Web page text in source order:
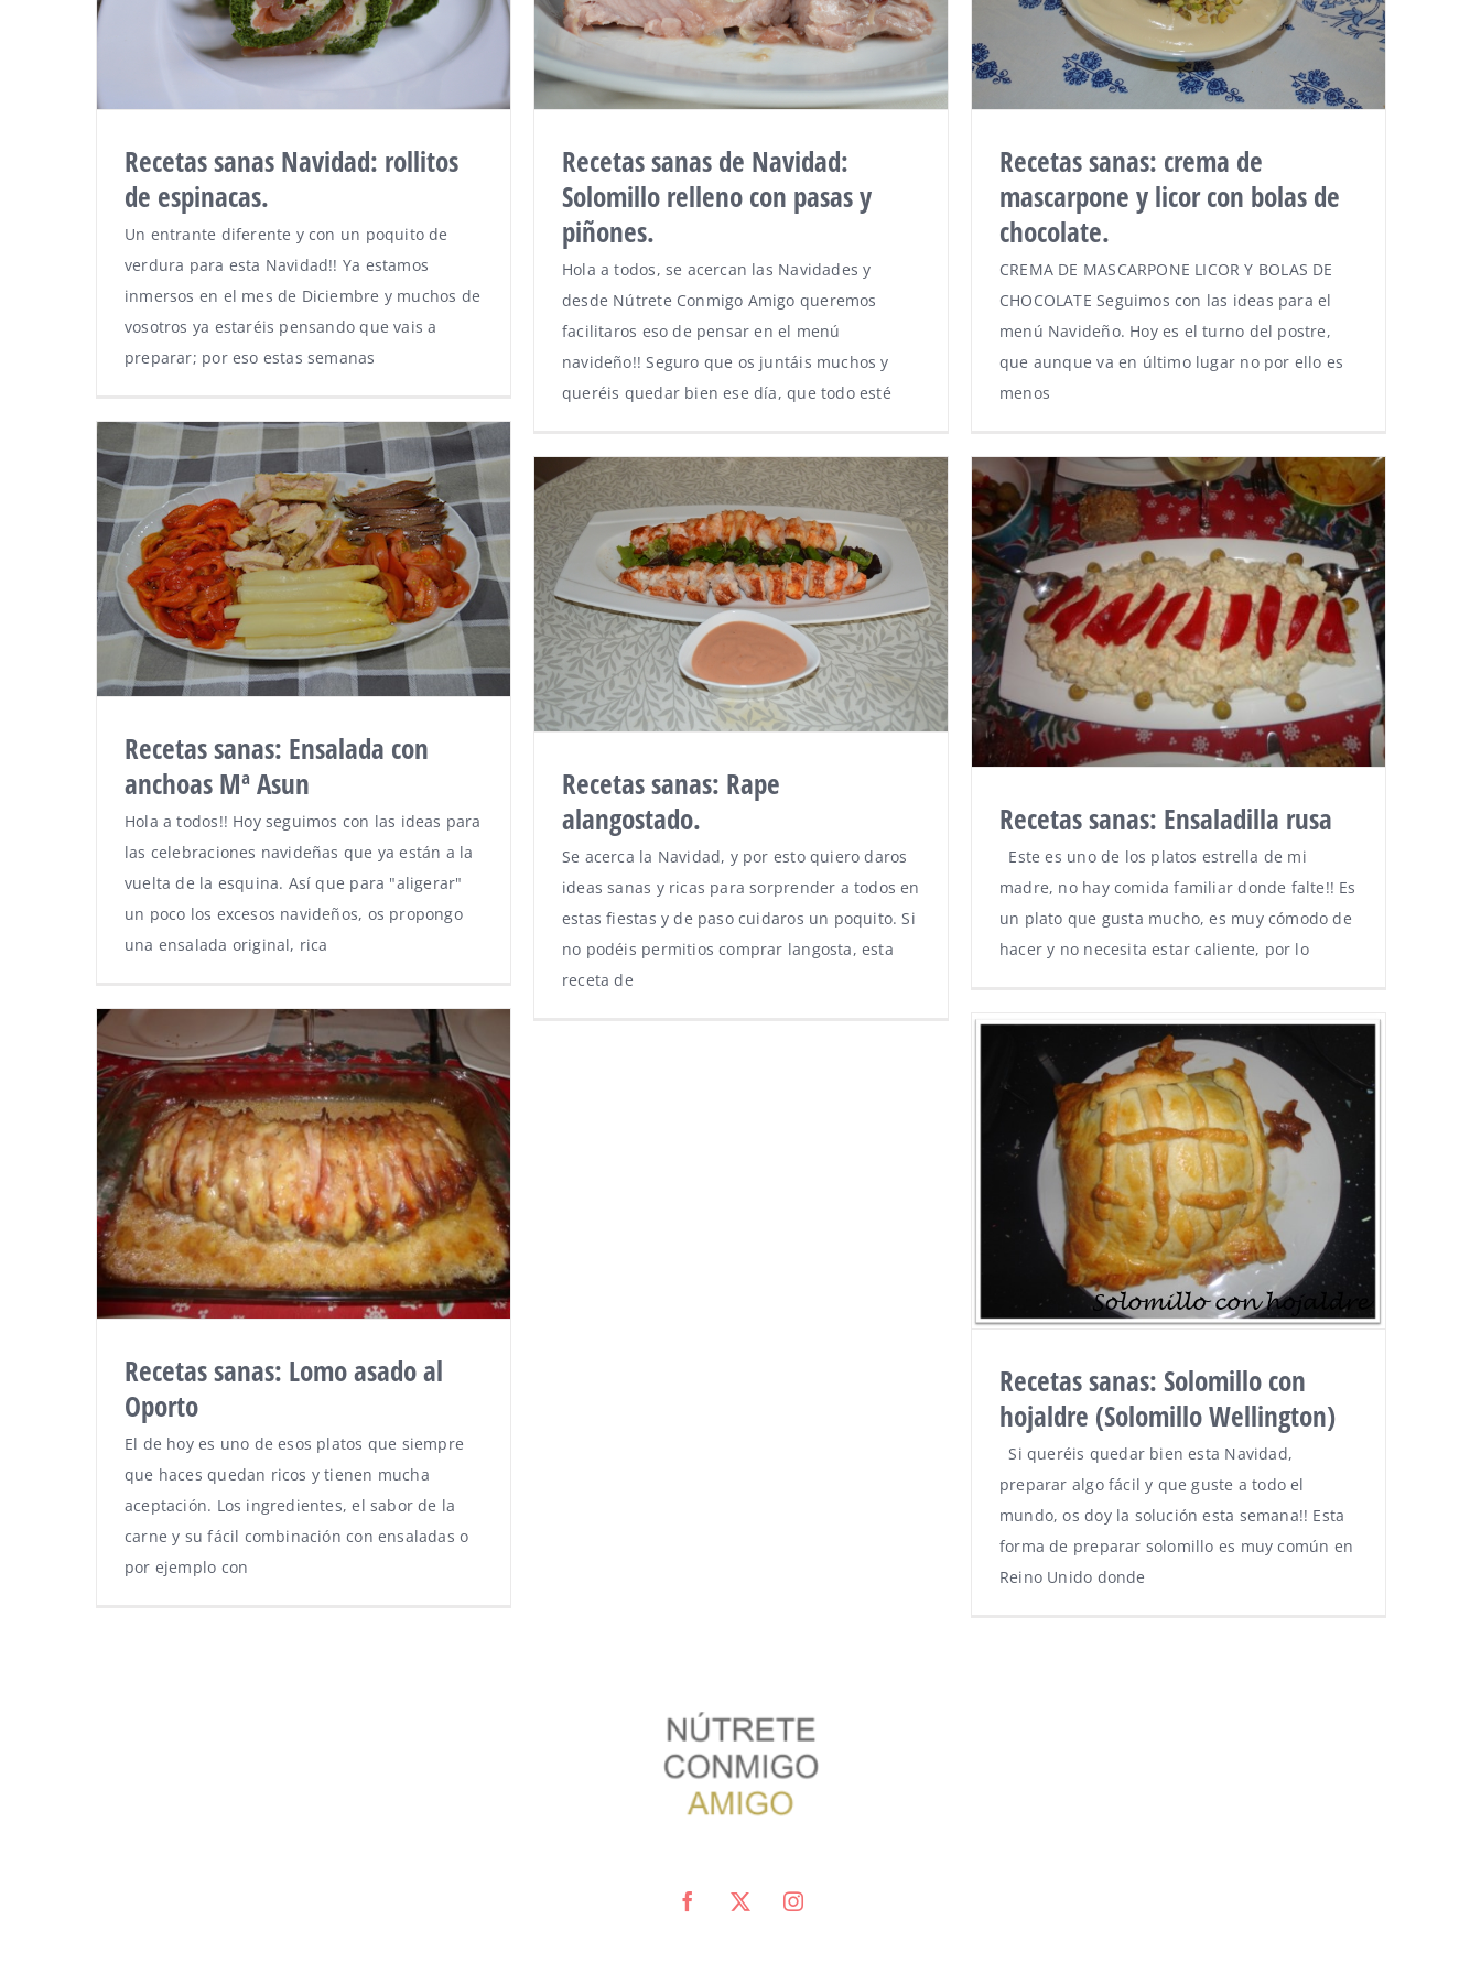
Recetas sanas Navidad: rollitos
de espinacas.
Un entrante diferente y con un poquito de
verdura para esta Navidad!! Ya estamos
inmersos en el mes de Diciembre y muchos de
vosotros ya estaréis pensando que vais a
preparar; por eso estas semanas
Recetas sanas de Navidad:
Solomillo relleno con pasas y
piñones.
Hola a todos, se acercan las Navidades y
desde Nútrete Conmigo Amigo queremos
facilitaros eso de pensar en el menú
navideño!! Seguro que os juntáis muchos y
queréis quedar bien ese día, que todo esté
Recetas sanas: crema de
mascarpone y licor con bolas de
chocolate.
CREMA DE MASCARPONE LICOR Y BOLAS DE
CHOCOLATE Seguimos con las ideas para el
menú Navideño. Hoy es el turno del postre,
que aunque va en último lugar no por ello es
menos
Recetas sanas: Ensalada con
anchoas Mª Asun
Hola a todos!! Hoy seguimos con las ideas para
las celebraciones navideñas que ya están a la
vuelta de la esquina. Así que para "aligerar"
un poco los excesos navideños, os propongo
una ensalada original, rica
Recetas sanas: Rape
alangostado.
Se acerca la Navidad, y por esto quiero daros
ideas sanas y ricas para sorprender a todos en
estas fiestas y de paso cuidaros un poquito. Si
no podéis permitios comprar langosta, esta
receta de
Recetas sanas: Ensaladilla rusa
Este es uno de los platos estrella de mi
madre, no hay comida familiar donde falte!! Es
un plato que gusta mucho, es muy cómodo de
hacer y no necesita estar caliente, por lo
Recetas sanas: Lomo asado al
Oporto
El de hoy es uno de esos platos que siempre
que haces quedan ricos y tienen mucha
aceptación. Los ingredientes, el sabor de la
carne y su fácil combinación con ensaladas o
por ejemplo con
Recetas sanas: Solomillo con
hojaldre (Solomillo Wellington)
Si queréis quedar bien esta Navidad,
preparar algo fácil y que guste a todo el
mundo, os doy la solución esta semana!! Esta
forma de preparar solomillo es muy común en
Reino Unido donde